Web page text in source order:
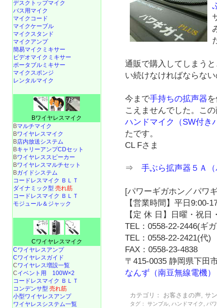
通販で購入してしまう
い続けなければならな
今まで手持ちの拡声器
こえませんでした。こ
ハンドマイク（SW付き
たです。
CL Fさま
⇒手ぶら拡声器５Ａ
[パワーギガホン／パワ
【営業時間】平日9:00-
【定 休 日】日曜・祝日
TEL：0558-22-2446(ギ
TEL：0558-22-2421(代)
FAX：0558-23-4838
〒415-0035 静岡県下田
なんず（南豆無線電機）
カテゴリ： お客さまの声 ,サ
タグ： サンプル ハンドマイク パ
デスクトップマイク
バス用マイク
マイクコード
マイクケーブル
マイクスタンド
マイクアンプ
簡易マイクミキサー
ビデオマイクミキサー
ポータブルミキサー
マイクスポンジ
レンタルマイク
Bワイヤレスマイク
Bマルチマイク
Bワイヤレスマイク
B店内放送システム
BキャリーアンプCDセット
Bワイヤレススピーカー
Bワイヤレスマルチセット
Bガイドシステム
コードレスマイク ＢＬＴ
ダイナミック型 売れ筋
コードレスマイク ＢＬＴ
モジュール＆ジャック
Cワイヤレスマイク
Cワイヤレスアンプ
Cワイヤレスガイド
Cワイヤレス増設一覧
Cイベント用 100W×2
コードレスマイク ＢＬＴ
コンデンサ型 売れ筋
小型ワイヤレスアンプ
ワイヤレスシステム一覧